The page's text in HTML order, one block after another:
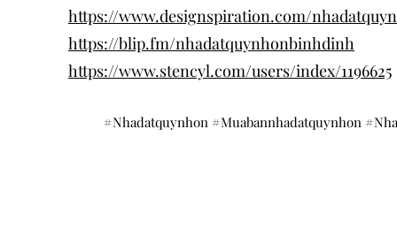
https://www.designspiration.com/
https://blip.fm/nhadatquynhonbinhdinh
https://www.stencyl.com/users/index/1196625
#Nhadatquynhon #Muabannhadatquynhon